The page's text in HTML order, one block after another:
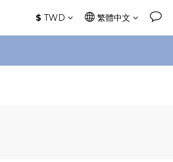
$ TWD 繁體中文